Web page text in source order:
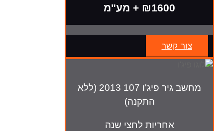
₪1600 + מע"מ
צור קשר
מחשב גיר פיג'ו 107 2013 (ללא
התקנה)
אחריות לחצי שנה